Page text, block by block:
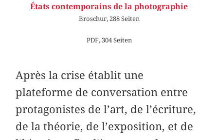
États contemporains de la photographie
Broschur, 288 Seiten
PDF, 304 Seiten
Après la crise établit une
plateforme de conversation entre
protagonistes de l’art, de l’écriture,
de la théorie, de l’exposition, et de